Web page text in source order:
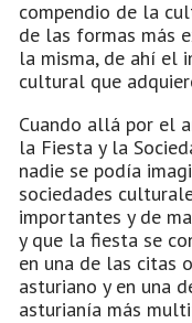
compendio de la
de las formas más
la misma, de ahí el
cultural que
Cuando allá por el
la Fiesta y la
nadie se podía
sociedades
importantes y de
y que la fiesta se
en una de las citas
asturiano y en una
asturianía más